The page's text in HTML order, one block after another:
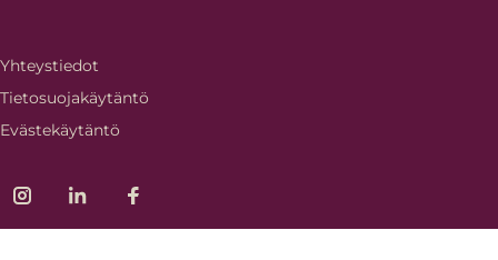
Yhteystiedot
Tietosuojakäytäntö
Evästekäytäntö